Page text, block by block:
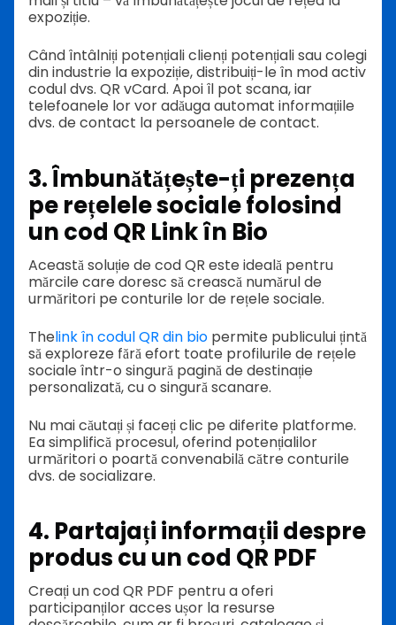
expoziție.
Când întâlniți potențiali clienți potențiali sau colegi
din industrie la expoziție, distribuiți-le în mod activ
codul dvs. QR vCard. Apoi îl pot scana, iar
telefoanele lor vor adăuga automat informațiile
dvs. de contact la persoanele de contact.
3. Îmbunătățește-ți prezența
pe rețelele sociale folosind
un cod QR Link în Bio
Această soluție de cod QR este ideală pentru
mărcile care doresc să crească numărul de
urmăritori pe conturile lor de rețele sociale.
Thelink în codul QR din bio permite publicului țintă
să exploreze fără efort toate profilurile de rețele
sociale într-o singură pagină de destinație
personalizată, cu o singură scanare.
Nu mai căutați și faceți clic pe diferite platforme.
Ea simplifică procesul, oferind potențialilor
urmăritori o poartă convenabilă către conturile
dvs. de socializare.
4. Partajați informații despre
produs cu un cod QR PDF
Creați un cod QR PDF pentru a oferi
participanților acces ușor la resurse